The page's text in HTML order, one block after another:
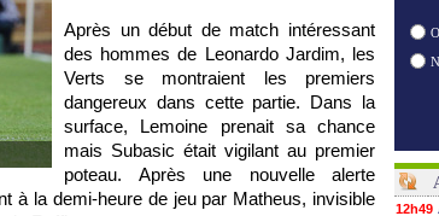
Après un début de match intéressant
des hommes de Leonardo Jardim, les
Verts se montraient les premiers
dangereux dans cette partie. Dans la
surface, Lemoine prenait sa chance
mais Subasic était vigilant au premier
poteau. Après une nouvelle alerte
à la demi-heure de jeu par Matheus, invisible
12h49